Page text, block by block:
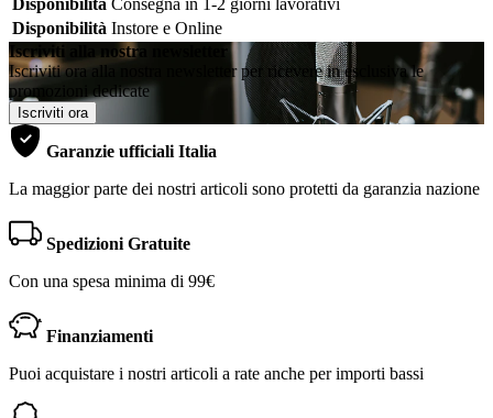
Disponibilità Consegna in 1-2 giorni lavorativi
Disponibilità Instore e Online
Iscriviti alla nostra newsletter
Iscriviti ora alla nostra newsletter per ricevere in esclusiva le
promozioni dedicate
Iscriviti ora
Garanzie ufficiali Italia
La maggior parte dei nostri articoli sono protetti da garanzia nazione
Spedizioni Gratuite
Con una spesa minima di 99€
Finanziamenti
Puoi acquistare i nostri articoli a rate anche per importi bassi